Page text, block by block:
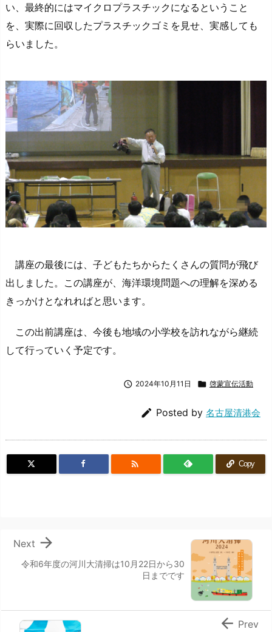
い、最終的にはマイクロプラスチックになるということ
を、実際に回収したプラスチックゴミを見せ、実感しても
らいました。
講座の最後には、子どもたちからたくさんの質問が飛び
出しました。この講座が、海洋環境問題への理解を深める
きっかけとなれればと思います。
この出前講座は、今後も地域の小学校を訪れながら継続
して行っていく予定です。
 2024年10月11日  啓蒙宣伝活動
 Posted by 名古屋清港会
 Copy
令和6年度の河川大清掃は10月22日から30
日までです

Next
 Prev